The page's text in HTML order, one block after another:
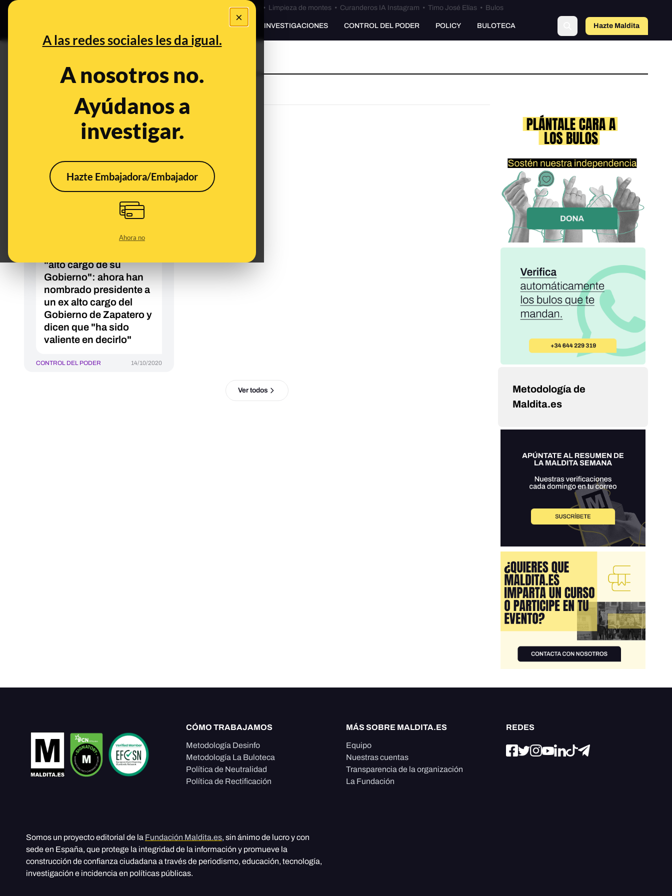
×
A las redes sociales les da igual.
A nosotros no.
Ayúdanos a
investigar.
Hazte Embajadora/Embajador
Ahora no
Bulos Ceuta • Limpieza de montes• Curanderos IA Instagram • Timo José Elías• Bulos
PREBUNKING INVESTIGACIONES CONTROL DEL PODER POLICY BULOTECA Hazte Maldita
Josefa Andrés
Control del poder
Cuando el PSOE
criticaba que Rajoy
"alto cargo de su
Gobierno": ahora han
nombrado presidente a
un ex alto cargo del
Gobierno de Zapatero y
dicen que "ha sido
valiente en decirlo"
CONTROL DEL PODER 14/10/2020
Ver todos
Metodología de
Maldita.es
CÓMO TRABAJAMOS
Metodología Desinfo
Metodología La Buloteca
Política de Neutralidad
Política de Rectificación
MÁS SOBRE MALDITA.ES
Equipo
Nuestras cuentas
Transparencia de la organización
La Fundación
REDES
Somos un proyecto editorial de la Fundación Maldita.es, sin ánimo de lucro y con
sede en España, que protege la integridad de la información y promueve la
construcción de confianza ciudadana a través de periodismo, educación, tecnología,
investigación e incidencia en políticas públicas.